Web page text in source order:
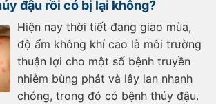
đậu rồi có bị lại không?
Hiện nay thời tiết đang giao mùa,
độ ẩm không khí cao là môi trường
thuận lợi cho một số bệnh truyền
nhiễm bùng phát và lây lan nhanh
chóng, trong đó có bệnh thủy đậu.